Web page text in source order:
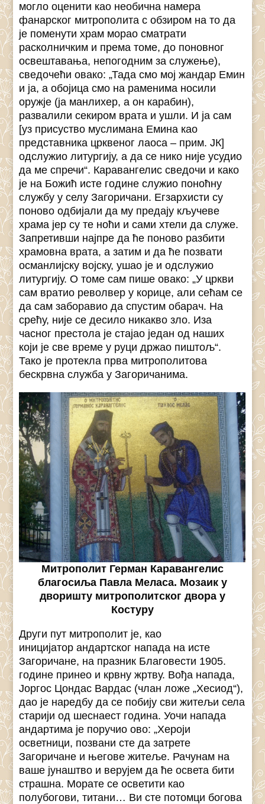
могло оценити као необична намера
фанарског митрополита с обзиром на то да
је поменути храм морао сматрати
расколничким и према томе, до поновног
освештавања, непогодним за служење),
сведочећи овако: „Тада смо мој жандар Емин
и ја, а обојица смо на раменима носили
оружје (ја манлихер, а он карабин),
развалили секиром врата и ушли. И ја сам
[уз присуство муслимана Емина као
представника црквеног лаоса – прим. ЈК]
одслужио литургију, а да се нико није усудио
да ме спречи“. Каравангелис сведочи и како
је на Божић исте године служио поноћну
службу у селу Загоричани. Егзархисти су
поново одбијали да му предају кључеве
храма јер су те ноћи и сами хтели да служе.
Запретивши најпре да ће поново разбити
храмовна врата, а затим и да ће позвати
османлијску војску, ушао је и одслужио
литургију. О томе сам пише овако: „У цркви
сам вратио револвер у корице, али сећам се
да сам заборавио да спустим обарач. На
срећу, није се десило никакво зло. Иза
часног престола је стајао један од наших
који је све време у руци држао пиштољ“.
Тако је протекла прва митрополитова
бескрвна служба у Загоричанима.
Митрополит Герман Каравангелис
благосиља Павла Меласа. Мозаик у
дворишту митрополитског двора у
Костуру
Други пут митрополит је, као
иницијатор андартског напада на исте
Загоричане, на празник Благовести 1905.
године принео и крвну жртву. Вођа напада,
Јоргос Цондас Вардас (члан ложе „Хесиод“),
дао је наредбу да се побију сви житељи села
старији од шеснаест година. Уочи напада
андартима je поручио ово: „Хероји
осветници, позвани сте да затрете
Загоричане и његове житеље. Рачунам на
ваше јунаштво и верујем да ће освета бити
страшна. Морате се осветити као
полубогови, титани… Ви сте потомци богова